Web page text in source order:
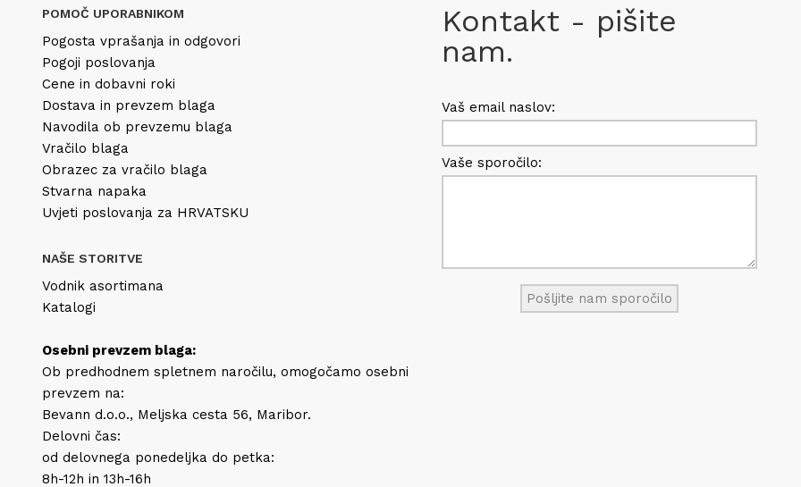
POMOČ UPORABNIKOM
Pogosta vprašanja in odgovori
Pogoji poslovanja
Cene in dobavni roki
Dostava in prevzem blaga
Navodila ob prevzemu blaga
Vračilo blaga
Obrazec za vračilo blaga
Stvarna napaka
Uvjeti poslovanja za HRVATSKU
NAŠE STORITVE
Vodnik asortimana
Katalogi
Osebni prevzem blaga:
Ob predhodnem spletnem naročilu, omogočamo osebni
prevzem na:
Bevann d.o.o., Meljska cesta 56, Maribor.
Delovni čas:
od delovnega ponedeljka do petka:
8h-12h in 13h-16h
Kontakt - pišite
nam.
Vaš email naslov:
Vaše sporočilo: